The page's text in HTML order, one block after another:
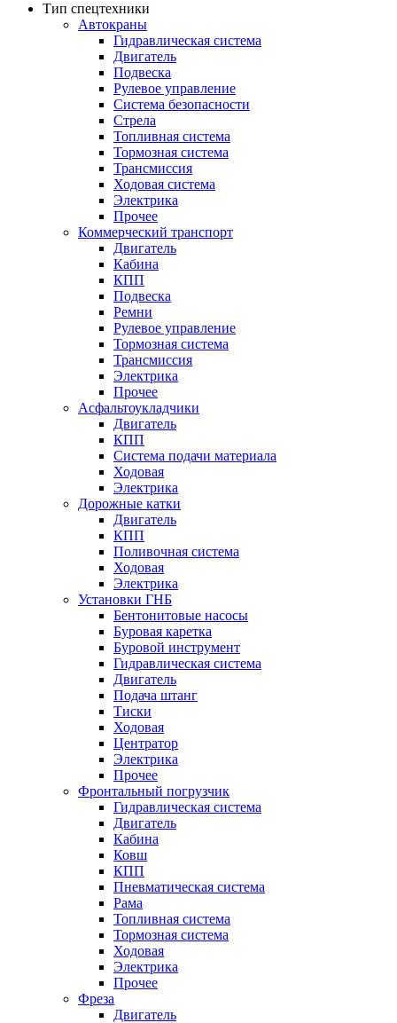
Тип спецтехники
Автокраны
Гидравлическая система
Двигатель
Подвеска
Рулевое управление
Система безопасности
Стрела
Топливная система
Тормозная система
Трансмиссия
Ходовая система
Электрика
Прочее
Коммерческий транспорт
Двигатель
Кабина
КПП
Подвеска
Ремни
Рулевое управление
Тормозная система
Трансмиссия
Электрика
Прочее
Асфальтоукладчики
Двигатель
КПП
Система подачи материала
Ходовая
Электрика
Дорожные катки
Двигатель
КПП
Поливочная система
Ходовая
Электрика
Установки ГНБ
Бентонитовые насосы
Буровая каретка
Буровой инструмент
Гидравлическая система
Двигатель
Подача штанг
Тиски
Ходовая
Центратор
Электрика
Прочее
Фронтальный погрузчик
Гидравлическая система
Двигатель
Кабина
Ковш
КПП
Пневматическая система
Рама
Топливная система
Тормозная система
Ходовая
Электрика
Прочее
Фреза
Двигатель